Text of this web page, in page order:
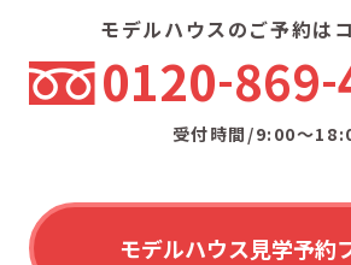
モデルハウスのご予約は
0120 869
受付時間/9:00〜
モデルハウス見学予約